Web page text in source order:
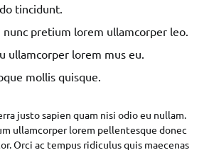
tincidunt.
nunc pretium lorem ullamcorper leo.
ullamcorper lorem mus eu.
mollis quisque.
justo sapien quam nisi odio eu nullam.
ullamcorper lorem pellentesque donec
Orci ac tempus ridiculus quis maecenas